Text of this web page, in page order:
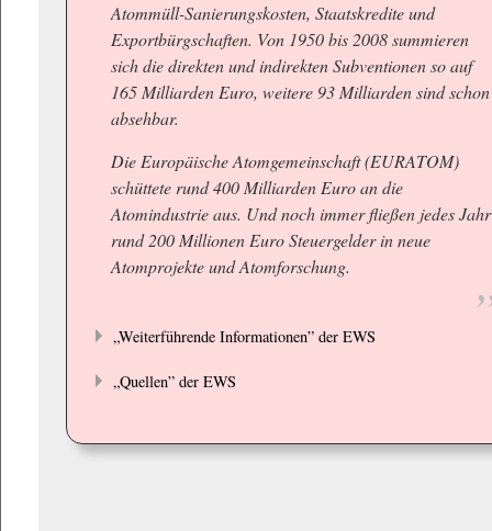
Atommüll-Sanierungskosten, Staatskredite und
Exportbürgschaften. Von 1950 bis 2008 summieren
sich die direkten und indirekten Subventionen so auf
165 Milliarden Euro, weitere 93 Milliarden sind schon
absehbar.
Die Europäische Atomgemeinschaft (EURATOM)
schüttete rund 400 Milliarden Euro an die
Atomindustrie aus. Und noch immer fließen jedes Jahr
rund 200 Millionen Euro Steuergelder in neue
Atomprojekte und Atomforschung.
„Weiterführende Informationen” der EWS
„Quellen” der EWS